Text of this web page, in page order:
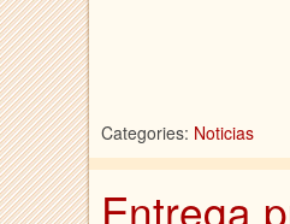
Categories: Noticias
Entrega